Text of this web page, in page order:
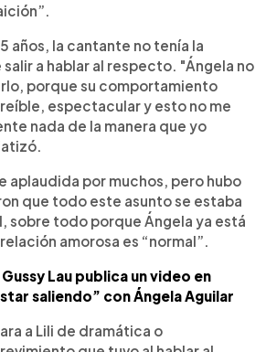
años, la cantante no tenía la
a hablar al respecto. "Ángela no
porque su comportamiento
espectacular y esto no me
nada de la manera que yo
aplaudida por muchos, pero hubo
que todo este asunto se estaba
sobre todo porque Ángela ya está
amorosa es “normal”.
Lau publica un video en
saliendo” con Ángela Aguilar
a Lili de dramática o